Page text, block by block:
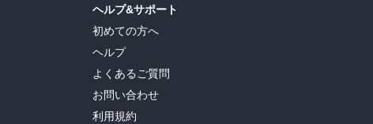
ヘルプ&サポート
初めての方へ
ヘルプ
よくあるご質問
お問い合わせ
利用規約